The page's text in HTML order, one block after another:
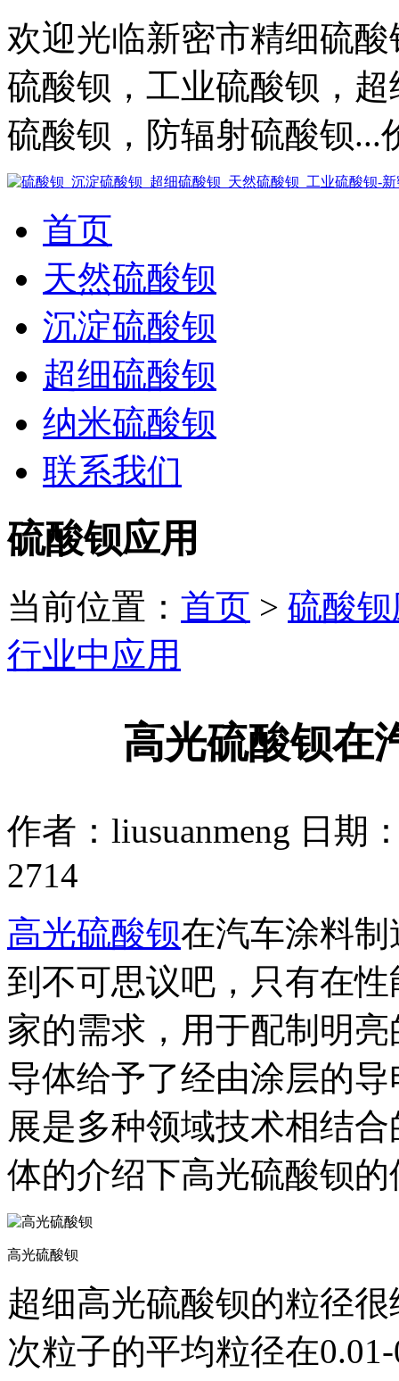
欢迎光临新密市精细硫
硫酸钡，工业硫酸钡，
硫酸钡，防辐射硫酸钡...
首页
天然硫酸钡
沉淀硫酸钡
超细硫酸钡
纳米硫酸钡
联系我们
硫酸钡应用
当前位置： 首页 > 硫酸
行业中应用
高光硫酸钡在
作者：liusuanmeng 日期
2714
高光硫酸钡在汽车涂料
到不可思议吧，只有在
家的需求，用于配制明
导体给予了经由涂层的
展是多种领域技术相结
体的介绍下高光硫酸钡
高光硫酸钡
超细高光硫酸钡的粒径
次粒子的平均粒径在